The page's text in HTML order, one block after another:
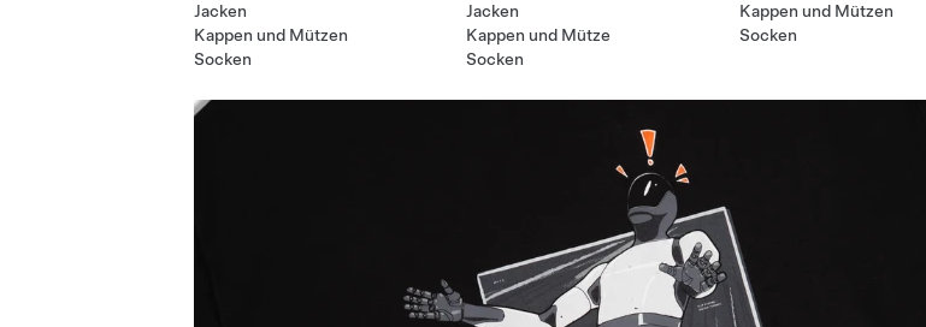
Jacken
Kappen und Mützen
Socken
Jacken
Kappen und Mütze
Socken
Kappen und Mützen
Socken